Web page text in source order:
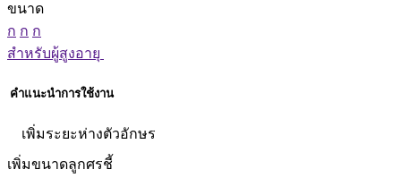
ขนาด
ก ก ก
สำหรับผู้สูงอายุ
คำแนะนำการใช้งาน
เพิ่มระยะห่างตัวอักษร
เพิ่มขนาดลูกศรชี้